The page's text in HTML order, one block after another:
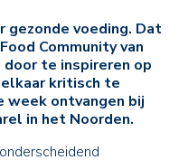
gezonde voeding. Dat
Community van
te inspireren op
kritisch te
week ontvangen bij
in het Noorden.